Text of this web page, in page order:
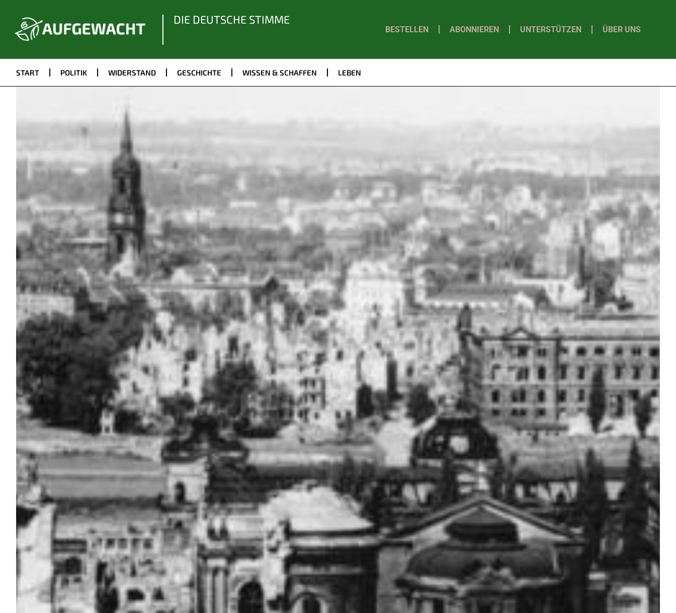
DIE DEUTSCHE STIMME
BESTELLEN ABONNIEREN UNTERSTÜTZEN ÜBER UNS
START POLITIK WIDERSTAND GESCHICHTE WISSEN & SCHAFFEN LEBEN